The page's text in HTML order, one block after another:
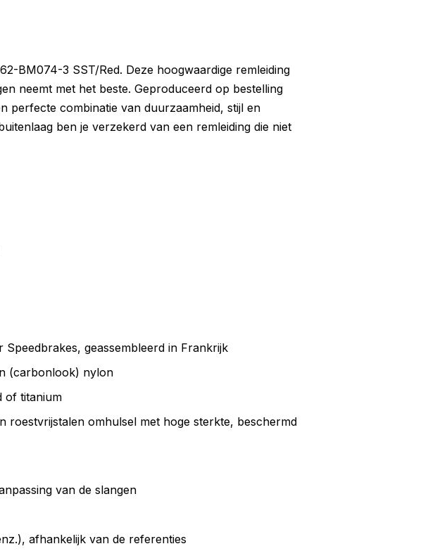
BM074-3 SST/Red. Deze hoogwaardige remleiding
neemt met het beste. Geproduceerd op bestelling
perfecte combinatie van duurzaamheid, stijl en
ben je verzekerd van een remleiding die niet
geassembleerd in Frankrijk
(carbonlook) nylon
of titanium
omhulsel met hoge sterkte, beschermd
van de slangen
afhankelijk van de referenties